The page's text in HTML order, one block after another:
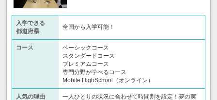
入学できる
都道府県
全国から入学可能！
コース
ベーシックコース
スタンダードコース
プレミアムコース
専門分野が学べるコース
Mobile HighSchool（オンライン）
人気の理由
一人ひとりの状況に合わせて時間割を設定！夢の実